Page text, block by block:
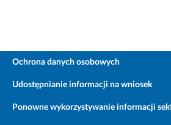
Ochrona danych osobowych
Udostępnianie informacji na wniosek
Ponowne wykorzystywanie informacji